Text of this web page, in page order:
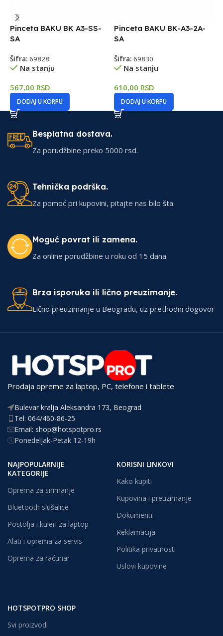
Pinceta BAKU BK A3-SS-
SA
Šifra: 69828
Na stanju
567,00 RSD
DODAJ U KORPU
Pinceta BAKU BK-A3-2A-
SA
Šifra: 69830
Na stanju
610,00 RSD
DODAJ U KORPU
Besplatna dostava.
Za porudžbine preko 5000 rsd.
Tehnička podrška.
Za pomoć pri kupovini, pitajte nas bilo šta.
Moguć povrat ili zamena.
Za online porudžbine u roku od 15 dana.
Brza isporuka ili lično preuzimanje.
Lično preuzimanje u Beogradu, uz prethodni dogovor
Prodaja opreme za laptop, PC, telefone i tablete
Bulevar kralja Aleksandra 173, Beograd
Tel: 064/460-86-25
Email: shop@hotspotpro.rs
Ponedeljak-Petak 12-19h
NAJPOPULARNIJE
KATEGORIJE
Oprema za snimanje
Bluetooth slušalice
Postolja i kuleri za laptop
Alati i oprema za servis
Oprema za računar
KORISNI LINKOVI
Kako kupiti
Kupovina i preuzimanje
Dokumenti
Reklamacija
Politika privatnosti
Uslovi kupovine
HOTSPOTPRO SHOP
Svi proizvodi